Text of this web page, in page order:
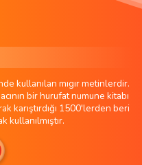
kullanılan mıgır metinlerdir.
bir hurufat numune kitabı
karıştırdığı 1500'lerden beri
kullanılmıştır.